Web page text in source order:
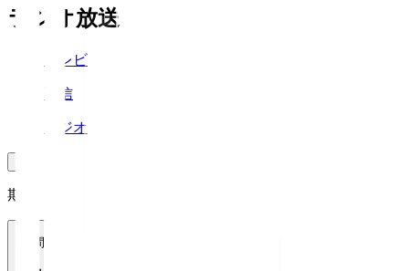
ラジオ放送
テレビ
配信
ラジオ
期間
1週間